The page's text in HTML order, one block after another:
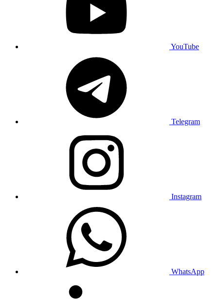
YouTube
Telegram
Instagram
WhatsApp